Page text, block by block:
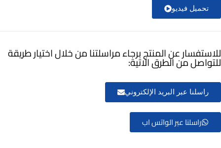
تحميل فيديو
للاستفسار عن المنتج برجاء مراسلتنا من خلال اختيار طريقة
للتواصل من الطرق الاتية:
راسلنا عبر البريد الإلكتروني
راسلنا عبر الواتس اب